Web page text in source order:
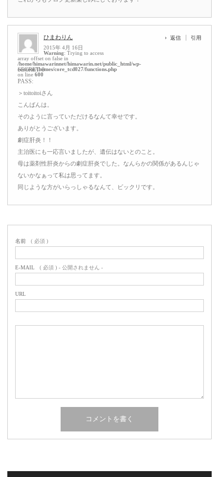
ひまわりん
2015年 4月 16日
Warning: Trying to access
array offset on false in
/home/himawarinnet/himawarin.net/public_html/wp-
content/themes/core_tcd027/functions.php
on line 600
返信 引用
SECRET: 0
PASS:
＞toitoitoiさん
こんばんは。
そのように言っていただけるなんて幸せです。
ありがとうございます。
劇症肝炎！！
主治医にも一応言いましたが、遺伝はないとのこと。
母は薬剤性肝炎からの劇症肝炎でした。なんらかの関係があるんじゃ
ないかなぁって私は思ってます。
同じような方がいらっしゃるなんて、ビックリです。
名前 ( 必須 )
E-MAIL ( 必須 ) - 公開されません -
URL